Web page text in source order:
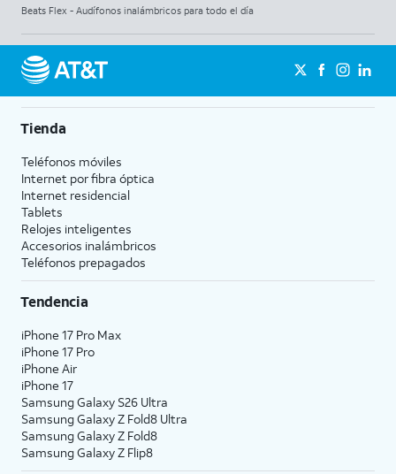
Beats Flex - Audífonos inalámbricos para todo el día
Tienda
Teléfonos móviles
Internet por fibra óptica
Internet residencial
Tablets
Relojes inteligentes
Accesorios inalámbricos
Teléfonos prepagados
Tendencia
iPhone 17 Pro Max
iPhone 17 Pro
iPhone Air
iPhone 17
Samsung Galaxy S26 Ultra
Samsung Galaxy Z Fold8 Ultra
Samsung Galaxy Z Fold8
Samsung Galaxy Z Flip8